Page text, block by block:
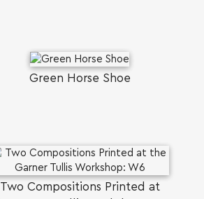
Green Horse Shoe
Two Compositions Printed at